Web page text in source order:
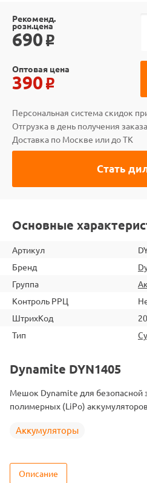
Рекоменд.
розн.цена
690 o
Оптовая цена
390 o
Персональная система скидок
Отгрузка в день получения заказа
Доставка по Москве или до ТК
Стать
Основные
Артикул
Бренд
Группа
Контроль РРЦ
ШтрихКод
Тип
Dynamite DYN1405
Мешок Dynamite для безопасной
полимерных (LiPo)
Аккумуляторы
Описание